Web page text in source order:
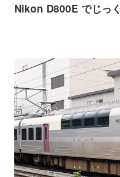
Nikon D800E でじっ